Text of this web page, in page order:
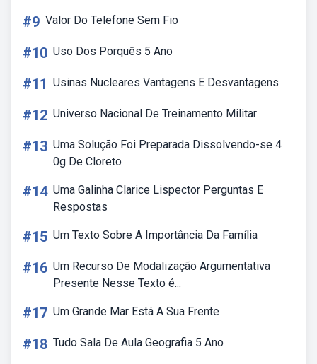
#9 Valor Do Telefone Sem Fio
#10 Uso Dos Porquês 5 Ano
#11 Usinas Nucleares Vantagens E Desvantagens
#12 Universo Nacional De Treinamento Militar
#13 Uma Solução Foi Preparada Dissolvendo-se 4
0g De Cloreto
#14 Uma Galinha Clarice Lispector Perguntas E
Respostas
#15 Um Texto Sobre A Importância Da Família
#16 Um Recurso De Modalização Argumentativa
Presente Nesse Texto é...
#17 Um Grande Mar Está A Sua Frente
#18 Tudo Sala De Aula Geografia 5 Ano